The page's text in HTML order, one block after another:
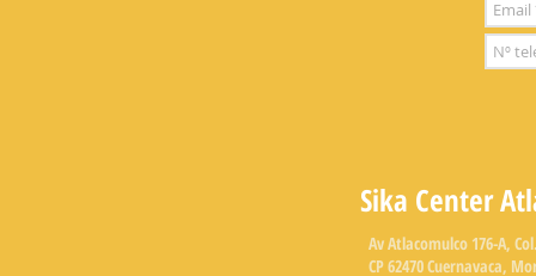
Sika Center
Av Atlacomulco 176-A,
CP 62470 Cuernavaca,